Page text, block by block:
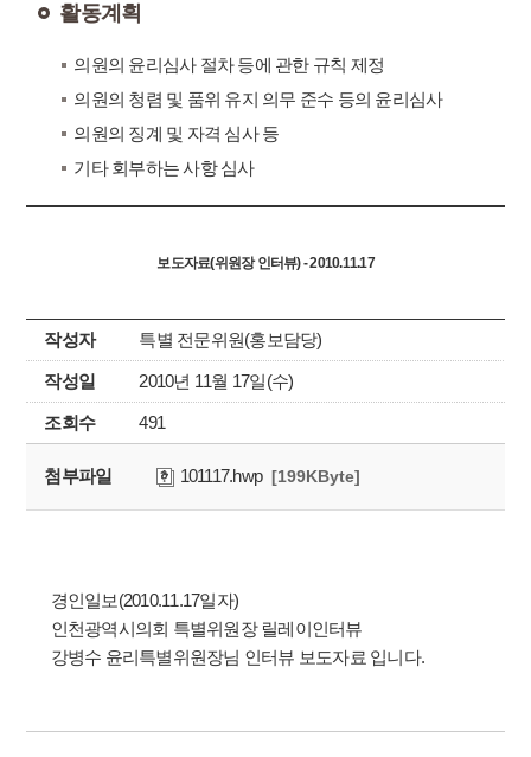
활동계획
의원의 윤리심사 절차 등에 관한 규칙 제정
의원의 청렴 및 품위 유지 의무 준수 등의 윤리심사
의원의 징계 및 자격 심사 등
기타 회부하는 사항 심사
보도자료(위원장 인터뷰) - 2010.11.17
작성자 특별 전문위원(홍보담당)
작성일 2010년 11월 17일(수)
조회수 491
첨부파일 101117.hwp [199KByte]
경인일보(2010.11.17일자)
인천광역시의회 특별위원장 릴레이인터뷰
강병수 윤리특별위원장님 인터뷰 보도자료 입니다.